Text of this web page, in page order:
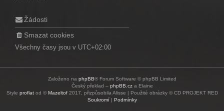
Žádosti
Smazat cookies
Všechny časy jsou v UTC+02:00
Založeno na phpBB® Forum Software © phpBB Limited
Český překlad – phpBB.cza Elaine
Style proflatod © Mazeltof2017, přizpůsobila Alisse | Použité obrázky © CD PROJEKT RED
Soukromí| Podmínky